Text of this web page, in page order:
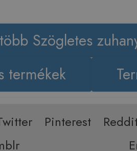
Szögletes
termékek
Pinterest